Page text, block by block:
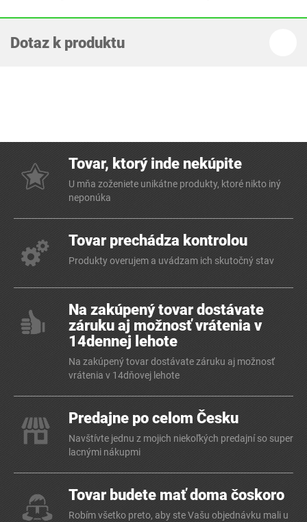
Dotaz k produktu
Tovar, ktorý inde nekúpite
U mňa zoženiete unikátne produkty, ktoré nikto iný
neponúka
Tovar prechádza kontrolou
Produkty overujem a uvádzam ich skutočný stav
Na zakúpený tovar dostávate
záruku aj možnosť vrátenia v
14dennej lehote
Na zakúpený tovar dostávate záruku aj možnosť
vrátenia v 14dňovej lehote
Predajne po celom Česku
Navštívte jednu z mojich niekoľkých predajní so super
lacnými nákupmi
Tovar budete mať doma čoskoro
Robím všetko preto, aby ste Vašu objednávku mali u